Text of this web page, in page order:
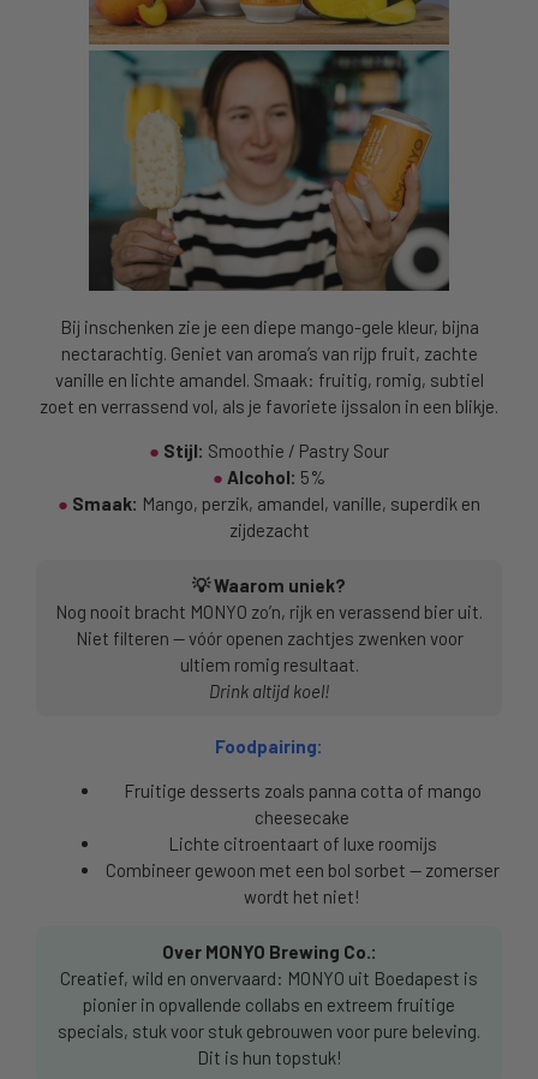
Bij inschenken zie je een diepe mango-gele kleur, bijna
nectarachtig. Geniet van aroma’s van rijp fruit, zachte
vanille en lichte amandel. Smaak: fruitig, romig, subtiel
zoet en verrassend vol, als je favoriete ijssalon in een blikje.
● Stijl: Smoothie / Pastry Sour
● Alcohol: 5%
● Smaak: Mango, perzik, amandel, vanille, superdik en
zijdezacht
💡 Waarom uniek?
Nog nooit bracht MONYO zo’n, rijk en verassend bier uit.
Niet filteren — vóór openen zachtjes zwenken voor
ultiem romig resultaat.
Drink altijd koel!
Foodpairing:
Fruitige desserts zoals panna cotta of mango
cheesecake
Lichte citroentaart of luxe roomijs
Combineer gewoon met een bol sorbet — zomerser
wordt het niet!
Over MONYO Brewing Co.:
Creatief, wild en onvervaard: MONYO uit Boedapest is
pionier in opvallende collabs en extreem fruitige
specials, stuk voor stuk gebrouwen voor pure beleving.
Dit is hun topstuk!